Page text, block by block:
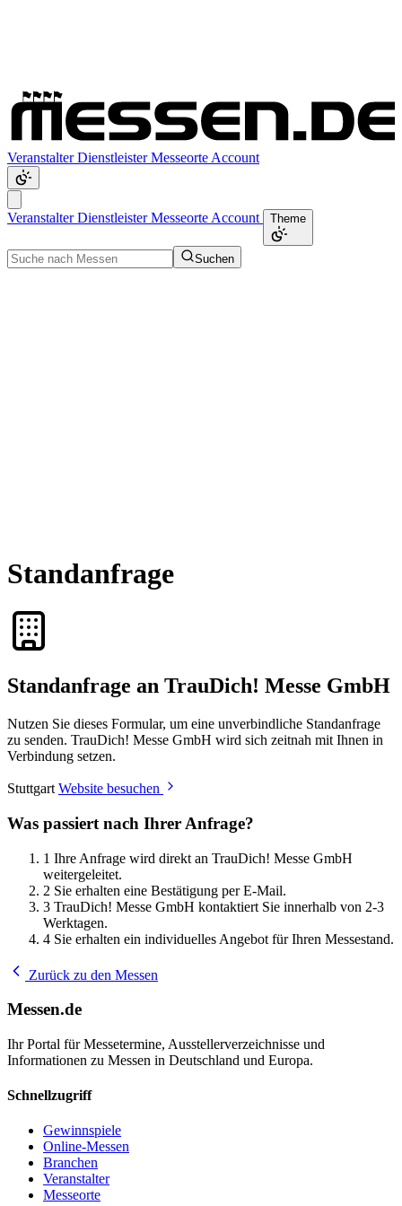
VeranstalterDienstleisterMesseorte Account
VeranstalterDienstleisterMesseorte Account Theme
Suchen
Standanfrage
Standanfrage an TrauDich! Messe GmbH
Nutzen Sie dieses Formular, um eine unverbindliche Standanfrage
zu senden. TrauDich! Messe GmbH wird sich zeitnah mit Ihnen in
Verbindung setzen.
Stuttgart Website besuchen
Was passiert nach Ihrer Anfrage?
1 Ihre Anfrage wird direkt an TrauDich! Messe GmbH
weitergeleitet.
2 Sie erhalten eine Bestätigung per E-Mail.
3 TrauDich! Messe GmbH kontaktiert Sie innerhalb von 2-3
Werktagen.
4 Sie erhalten ein individuelles Angebot für Ihren Messestand.
Zurück zu den Messen
Messen.de
Ihr Portal für Messetermine, Ausstellerverzeichnisse und
Informationen zu Messen in Deutschland und Europa.
Schnellzugriff
Gewinnspiele
Online-Messen
Branchen
Veranstalter
Messeorte